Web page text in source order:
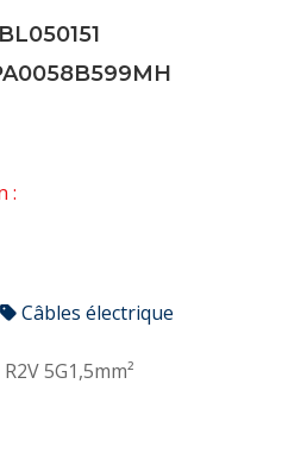
:
Câbles électrique
5G1,5mm²